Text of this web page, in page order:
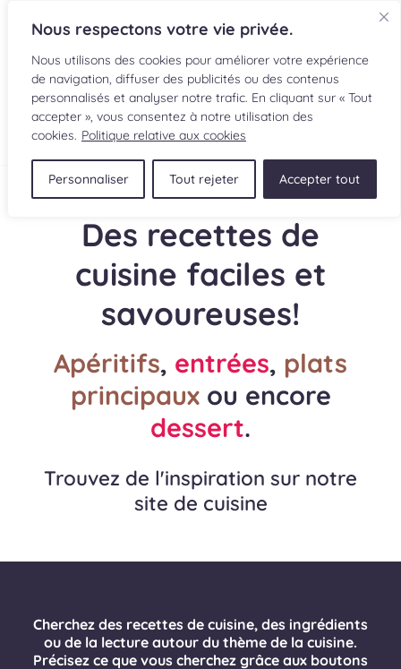
Nous respectons votre vie privée.
Nous utilisons des cookies pour améliorer votre expérience
de navigation, diffuser des publicités ou des contenus
personnalisés et analyser notre trafic. En cliquant sur « Tout
accepter », vous consentez à notre utilisation des
cookies. Politique relative aux cookies
Personnaliser Tout rejeter Accepter tout
EN
RECETTES
INGRÉDIENTS
LECTURES CULINAIRES
SOUMETTRE UNE RECETTE
BOUTIQUE
Des recettes de
cuisine faciles et
savoureuses!
Apéritifs, entrées, plats
principauxou encore
dessert.
Trouvez de l'inspiration sur notre
site de cuisine
Cherchez des recettes de cuisine, des ingrédients
ou de la lecture autour du thème de la cuisine.
Précisez ce que vous cherchez grâce aux boutons